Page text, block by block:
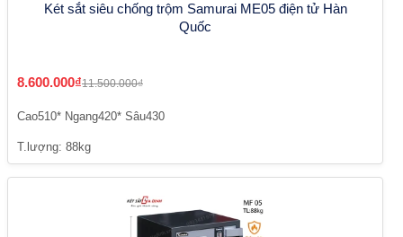
Két sắt siêu chống trộm Samurai ME05 điện tử Hàn
Quốc
8.600.000₫11.500.000₫
Cao510* Ngang420* Sâu430
T.lượng: 88kg